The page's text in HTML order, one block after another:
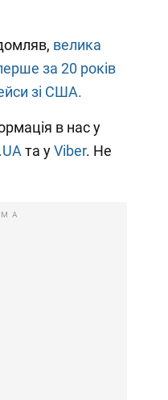
велика
за 20 років
зі США.
в нас у
та уViber. Не